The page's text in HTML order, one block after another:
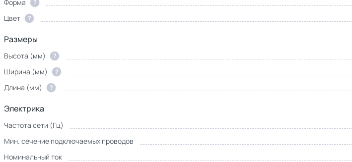
Форма
?
Цвет
?
Размеры
Высота (мм) ?
Ширина (мм)
?
Длина (мм)
?
Электрика
Частота сети (Гц)
Мин. сечение подключаемых проводов
Номинальный ток